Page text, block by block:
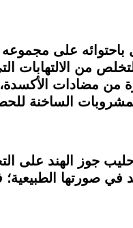
باحتوائه على
من الالتهابات
من مضادات
الساخنة
جوز الهند على
في صورتها